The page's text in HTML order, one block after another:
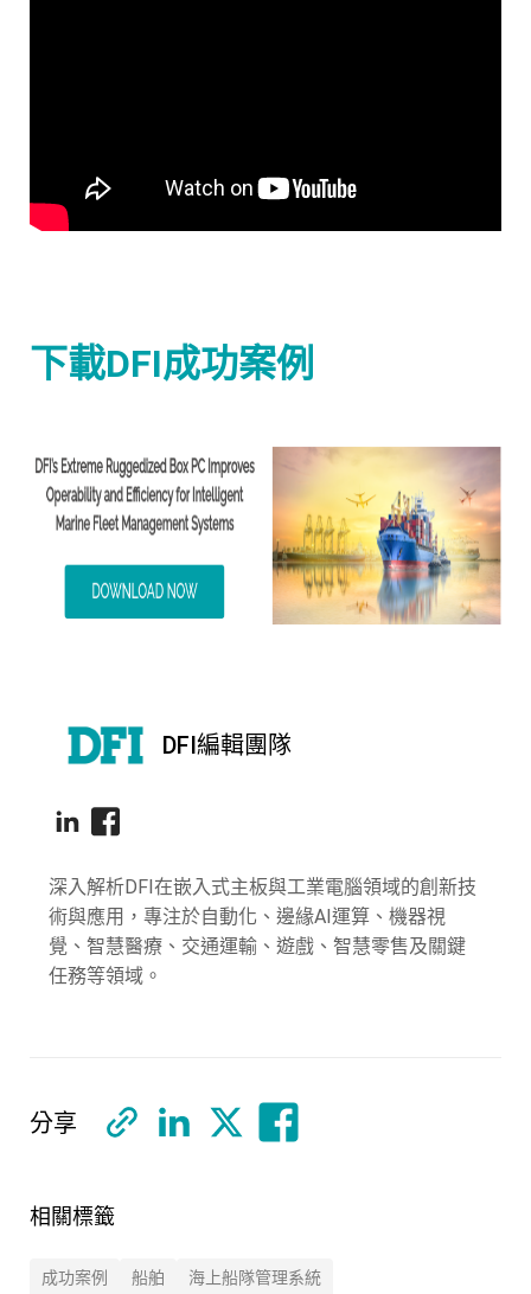
下載DFI成功案例
DFI編輯團隊
深入解析DFI在嵌入式主板與工業電腦領域的創新技
術與應用，專注於自動化、邊緣AI運算、機器視
覺、智慧醫療、交通運輸、遊戲、智慧零售及關鍵
任務等領域。
分享
相關標籤
成功案例 船舶 海上船隊管理系統